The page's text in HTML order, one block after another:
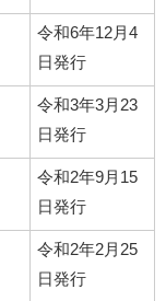
令和6年12月4
日発行
令和3年3月23
日発行
令和2年9月15
日発行
令和2年2月25
日発行